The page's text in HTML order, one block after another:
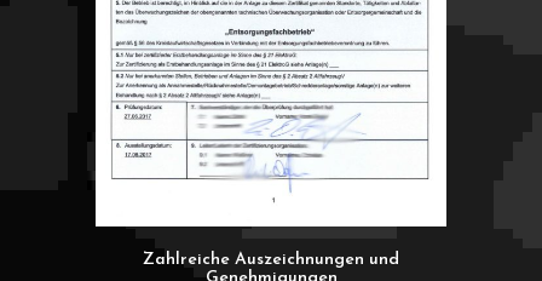
Zahlreiche Auszeichnungen und